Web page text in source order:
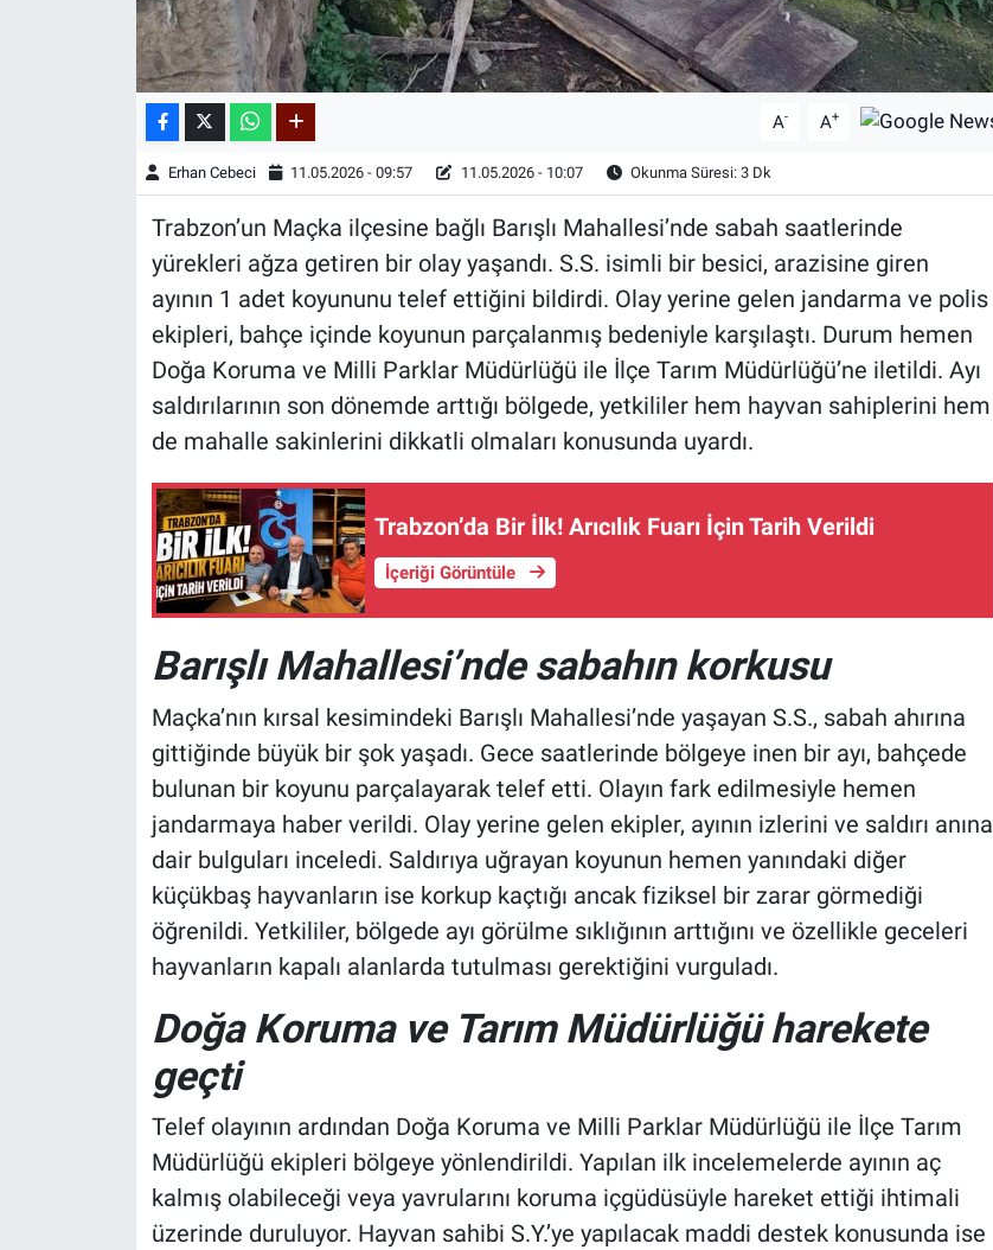
A- A+
Erhan Cebeci 11.05.2026 - 09:57 11.05.2026 - 10:07 Okunma Süresi: 3 Dk
Trabzon’un Maçka ilçesine bağlı Barışlı Mahallesi’nde sabah saatlerinde
yürekleri ağza getiren bir olay yaşandı. S.S. isimli bir besici, arazisine giren
ayının 1 adet koyununu telef ettiğini bildirdi. Olay yerine gelen jandarma ve polis
ekipleri, bahçe içinde koyunun parçalanmış bedeniyle karşılaştı. Durum hemen
Doğa Koruma ve Milli Parklar Müdürlüğü ile İlçe Tarım Müdürlüğü’ne iletildi. Ayı
saldırılarının son dönemde arttığı bölgede, yetkililer hem hayvan sahiplerini hem
de mahalle sakinlerini dikkatli olmaları konusunda uyardı.
Trabzon’da Bir İlk! Arıcılık Fuarı İçin Tarih Verildi
İçeriği Görüntüle
Barışlı Mahallesi’nde sabahın korkusu
Maçka’nın kırsal kesimindeki Barışlı Mahallesi’nde yaşayan S.S., sabah ahırına
gittiğinde büyük bir şok yaşadı. Gece saatlerinde bölgeye inen bir ayı, bahçede
bulunan bir koyunu parçalayarak telef etti. Olayın fark edilmesiyle hemen
jandarmaya haber verildi. Olay yerine gelen ekipler, ayının izlerini ve saldırı anına
dair bulguları inceledi. Saldırıya uğrayan koyunun hemen yanındaki diğer
küçükbaş hayvanların ise korkup kaçtığı ancak fiziksel bir zarar görmediği
öğrenildi. Yetkililer, bölgede ayı görülme sıklığının arttığını ve özellikle geceleri
hayvanların kapalı alanlarda tutulması gerektiğini vurguladı.
Doğa Koruma ve Tarım Müdürlüğü harekete
geçti
Telef olayının ardından Doğa Koruma ve Milli Parklar Müdürlüğü ile İlçe Tarım
Müdürlüğü ekipleri bölgeye yönlendirildi. Yapılan ilk incelemelerde ayının aç
kalmış olabileceği veya yavrularını koruma içgüdüsüyle hareket ettiği ihtimali
üzerinde duruluyor. Hayvan sahibi S.Y.’ye yapılacak maddi destek konusunda ise